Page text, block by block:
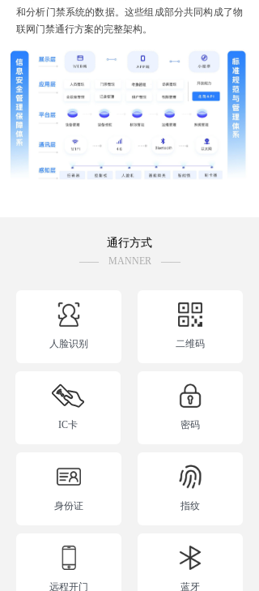
和分析门禁系统的数据。这些组成部分共同构成了物
联网门禁通行方案的完整架构。
通行方式
—— MANNER ——
人脸识别 二维码
密码
IC卡
身份证 指纹
远程开门 蓝牙